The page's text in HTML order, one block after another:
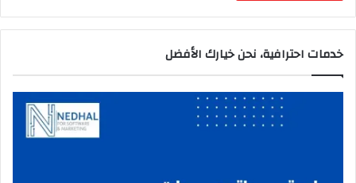
خدمات احترافية، نحن خيارك الأفضل